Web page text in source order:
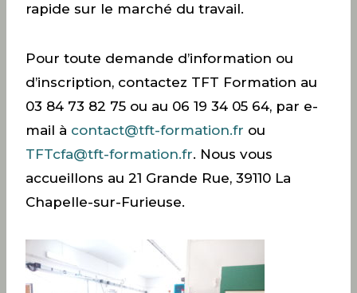
rapide sur le marché du travail.
Pour toute demande d’information ou
d’inscription, contactez TFT Formation au
03 84 73 82 75 ou au 06 19 34 05 64, par e-
mail à contact@tft-formation.fr ou
TFTcfa@tft-formation.fr. Nous vous
accueillons au 21 Grande Rue, 39110 La
Chapelle-sur-Furieuse.